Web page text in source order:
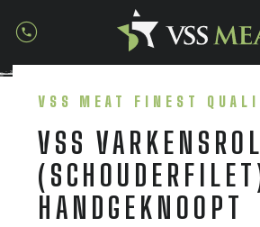
VSS MEAT FINEST
VSS
HANDGEKNOOPT